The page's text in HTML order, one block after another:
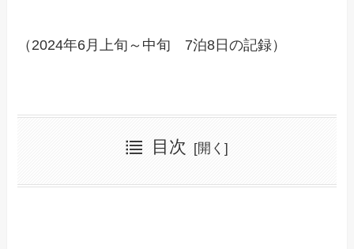
（2024年6月上旬～中旬 7泊8日の記録）
目次